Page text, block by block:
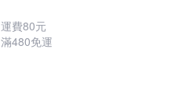
運費80元
滿480免運